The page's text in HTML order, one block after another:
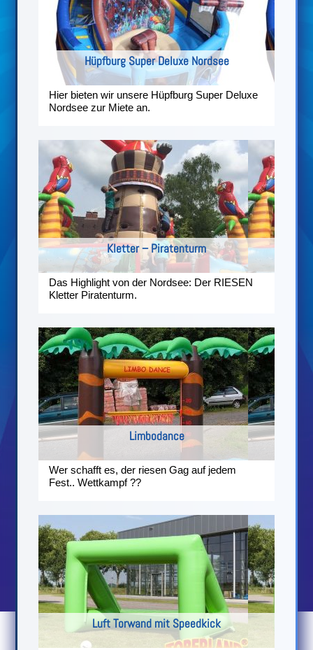
Hüpfburg Super Deluxe Nordsee
Hier bieten wir unsere Hüpfburg Super Deluxe
Nordsee zur Miete an.
Kletter – Piratenturm
Das Highlight von der Nordsee: Der RIESEN
Kletter Piratenturm.
Limbodance
Wer schafft es, der riesen Gag auf jedem
Fest.. Wettkampf ??
Luft Torwand mit Speedkick